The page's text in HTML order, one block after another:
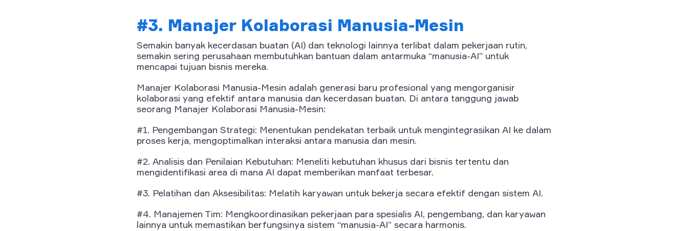
#3. Manajer Kolaborasi Manusia-Mesin
Semakin banyak kecerdasan buatan (AI) dan teknologi lainnya terlibat dalam pekerjaan rutin,
semakin sering perusahaan membutuhkan bantuan dalam antarmuka “manusia-AI” untuk
mencapai tujuan bisnis mereka.
Manajer Kolaborasi Manusia-Mesin adalah generasi baru profesional yang mengorganisir
kolaborasi yang efektif antara manusia dan kecerdasan buatan. Di antara tanggung jawab
seorang Manajer Kolaborasi Manusia-Mesin:
#1. Pengembangan Strategi: Menentukan pendekatan terbaik untuk mengintegrasikan AI ke dalam
proses kerja, mengoptimalkan interaksi antara manusia dan mesin.
#2. Analisis dan Penilaian Kebutuhan: Meneliti kebutuhan khusus dari bisnis tertentu dan
mengidentifikasi area di mana AI dapat memberikan manfaat terbesar.
#3. Pelatihan dan Aksesibilitas: Melatih karyawan untuk bekerja secara efektif dengan sistem AI.
#4. Manajemen Tim: Mengkoordinasikan pekerjaan para spesialis AI, pengembang, dan karyawan
lainnya untuk memastikan berfungsinya sistem “manusia-AI” secara harmonis.